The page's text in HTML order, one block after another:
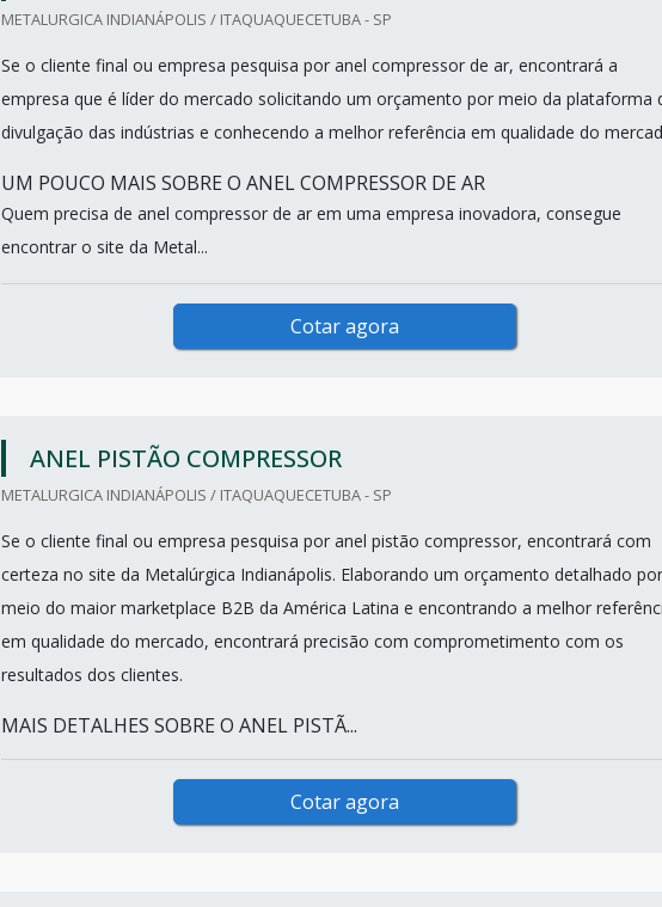
METALURGICA INDIANÁPOLIS / ITAQUAQUECETUBA - SP
Se o cliente final ou empresa pesquisa por anel compressor de ar, encontrará a
empresa que é líder do mercado solicitando um orçamento por meio da plataforma
divulgação das indústrias e conhecendo a melhor referência em qualidade do
UM POUCO MAIS SOBRE O ANEL COMPRESSOR DE AR
Quem precisa de anel compressor de ar em uma empresa inovadora, consegue
encontrar o site da Metal...
Cotar agora
ANEL PISTÃO COMPRESSOR
METALURGICA INDIANÁPOLIS / ITAQUAQUECETUBA - SP
Se o cliente final ou empresa pesquisa por anel pistão compressor, encontrará com
certeza no site da Metalúrgica Indianápolis. Elaborando um orçamento detalhado por
meio do maior marketplace B2B da América Latina e encontrando a melhor
em qualidade do mercado, encontrará precisão com comprometimento com os
resultados dos clientes.
MAIS DETALHES SOBRE O ANEL PISTÃ...
Cotar agora